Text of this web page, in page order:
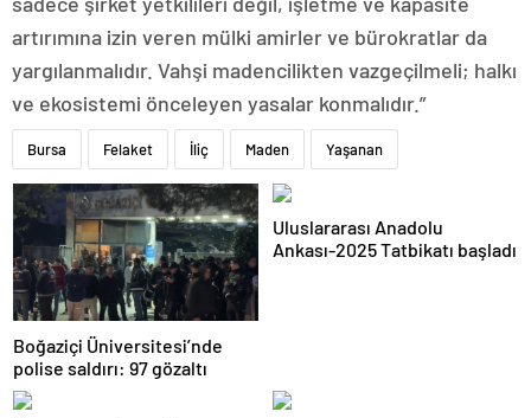
artırımına izin veren mülki amirler ve bürokratlar da
yargılanmalıdır. Vahşi madencilikten vazgeçilmeli; halkı
ve ekosistemi önceleyen yasalar konmalıdır.”
Bursa Felaket İliç Maden Yaşanan
Boğaziçi Üniversitesi’nde
polise saldırı: 97 gözaltı
Uluslararası Anadolu
Ankası-2025 Tatbikatı başladı